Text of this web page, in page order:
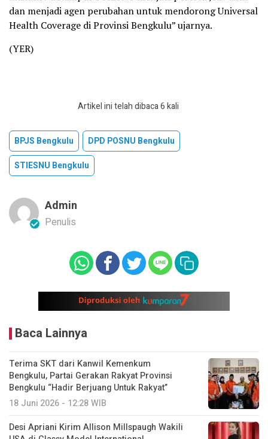
dan menjadi agen perubahan untuk mendorong Universal
Health Coverage di Provinsi Bengkulu” ujarnya.
(YER)
Artikel ini telah dibaca 6 kali
BPJS Bengkulu
DPD POSNU Bengkulu
STIESNU Bengkulu
Admin
Penulis
Baca Lainnya
Terima SKT dari Kanwil Kemenkum
Bengkulu, Partai Gerakan Rakyat Provinsi
Bengkulu “Hadir Berjuang Untuk Rakyat”
18 Juni 2026 - 12:28 WIB
Desi Apriani Kirim Allison Millspaugh Wakili